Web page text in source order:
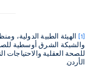
[1] الهيئة الطبية الدولية،
للصحة العقلية والاحتياجات
الأردن.